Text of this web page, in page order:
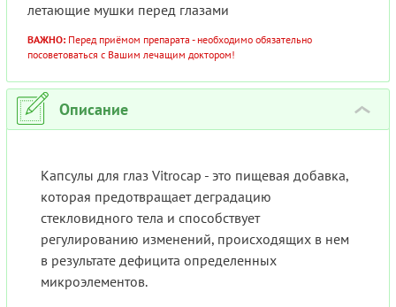
летающие мушки перед глазами
ВАЖНО: Перед приёмом препарата - необходимо обязательно
посоветоваться с Вашим лечащим доктором!
Описание ›
Капсулы для глаз Vitrocap - это пищевая добавка,
которая предотвращает деградацию
стекловидного тела и способствует
регулированию изменений, происходящих в нем
в результате дефицита определенных
микроэлементов.